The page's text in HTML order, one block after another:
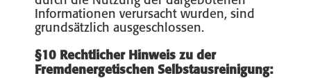
Informationen verursacht wurden, sind
grundsätzlich ausgeschlossen.
§10 Rechtlicher Hinweis zu der
Fremdenergetischen Selbstausreinigung: